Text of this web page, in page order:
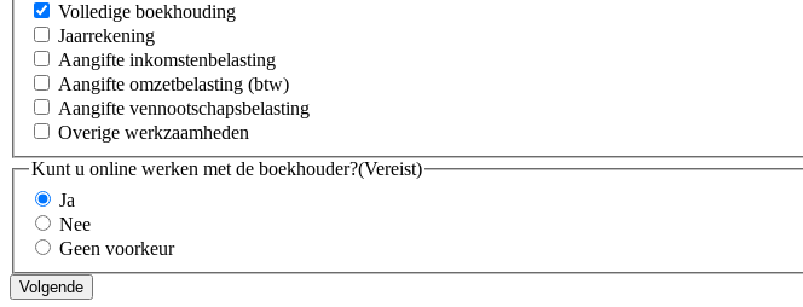
Volledige boekhouding
Jaarrekening
Aangifte inkomstenbelasting
Aangifte omzetbelasting (btw)
Aangifte vennootschapsbelasting
Overige werkzaamheden
Kunt u online werken met de boekhouder?(Vereist)
Ja
Nee
Geen voorkeur